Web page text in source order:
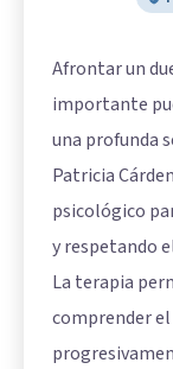
Afrontar un
importante
una profunda
Patricia
psicológico
y respetando
La terapia
comprender